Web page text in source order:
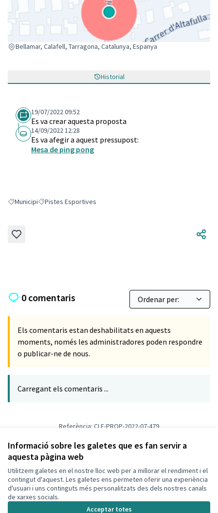
Informació sobre les galetes que es fan servir a
aquesta pàgina web
Utilitzem galetes en el nostre lloc web per a millorar el rendiment i el
contingut d'aquest. Les galetes ens permeten oferir una experiència
d'usuari i uns continguts més personalitzats des dels nostres canals
de xarxes socials.
Acceptar totes
Bellamar, Calafell, Tarragona, Catalunya, Espanya
(Enllaç extern)
Historial
19/07/2022 09:52
Es va crear aquesta proposta
14/09/2022 12:28
Es va afegir a aquest pressupost:
Mesa de ping pong
Resultats en filtrar per: Municipi
MunicipiResultats en filtrar per: Pistes Esportives
Pistes Esportives
0 comentaris
Els comentaris estan deshabilitats en aquests
moments, només les administradores poden respondre
o publicar-ne de nous.
Carregant els comentaris ...
Referència: CLF-PROP-2022-07-479
Verifica l'empremta digital
Termes i condicions d'ús
Configuració de les galetes
Decidim Calafell a X
(Enllaç extern)
Decidim Calafell a Facebook
Decidim Calafell a YouTube
Decidim Calafell a GitHub
(Enllaç extern)